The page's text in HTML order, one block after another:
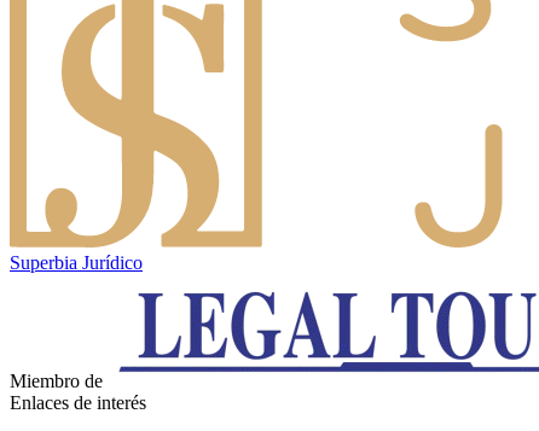
Superbia Jurídico
Miembro de
Enlaces de interés